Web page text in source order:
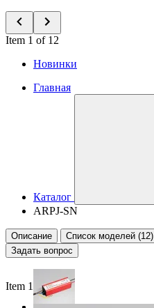
Item 1 of 12
Новинки
Главная
Каталог
ARPJ-SN
Описание
Список моделей (12)
Задать вопрос
Item 1 of 3